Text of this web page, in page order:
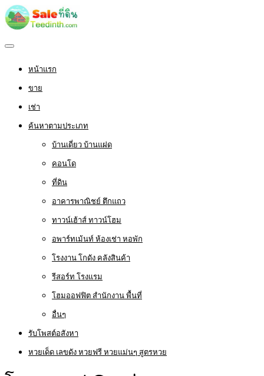
หน้าแรก
ขาย
เช่า
ค้นหาตามประเภท
บ้านเดี่ยว บ้านแฝด
คอนโด
ที่ดิน
อาคารพาณิชย์ ตึกแถว
ทาวน์เฮ้าส์ ทาวน์โฮม
อพาร์ทเม้นท์ ห้องเช่า หอพัก
โรงงาน โกดัง คลังสินค้า
รีสอร์ท โรงแรม
โฮมออฟฟิต สำนักงาน พื้นที่
อื่นๆ
รับโพสต์อสังหา
หวยเด็ด เลขดัง หวยฟรี หวยแม่นๆ สูตรหวย